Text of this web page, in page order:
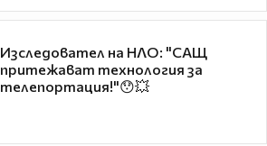
Изследовател на НЛО: "САЩ
притежават технология за
телепортация!"😯💥